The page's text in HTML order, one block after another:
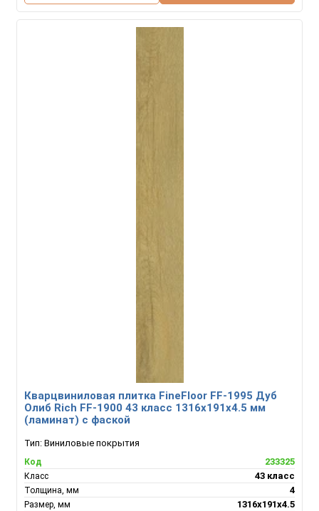
Кварцвиниловая плитка FineFloor FF-1995 Дуб
Олиб Rich FF-1900 43 класс 1316х191х4.5 мм
(ламинат) с фаской
Тип: Виниловые покрытия
Код 233325
Класс 43 класс
Толщина, мм 4
Размер, мм 1316х191х4.5